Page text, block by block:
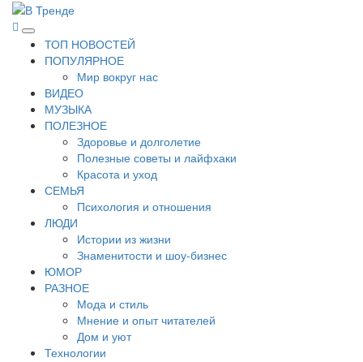
Перейти
содержимому
В Тренде
Самые свежие новости интернета
Основное
меню
ТОП НОВОСТЕЙ
ПОПУЛЯРНОЕ
Мир вокруг нас
ВИДЕО
МУЗЫКА
ПОЛЕЗНОЕ
Здоровье и долголетие
Полезные советы и лайфхаки
Красота и уход
СЕМЬЯ
Психология и отношения
ЛЮДИ
Истории из жизни
Знаменитости и шоу-бизнес
ЮМОР
РАЗНОЕ
Мода и стиль
Мнение и опыт читателей
Дом и уют
Технологии